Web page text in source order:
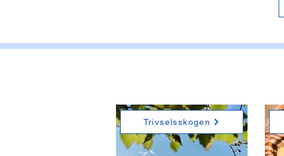
Trivselsskogen